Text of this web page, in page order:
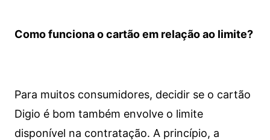
Como funciona o cartão em relação ao limite?
Para muitos consumidores, decidir se o cartão
Digio é bom também envolve o limite
disponível na contratação. A princípio, a